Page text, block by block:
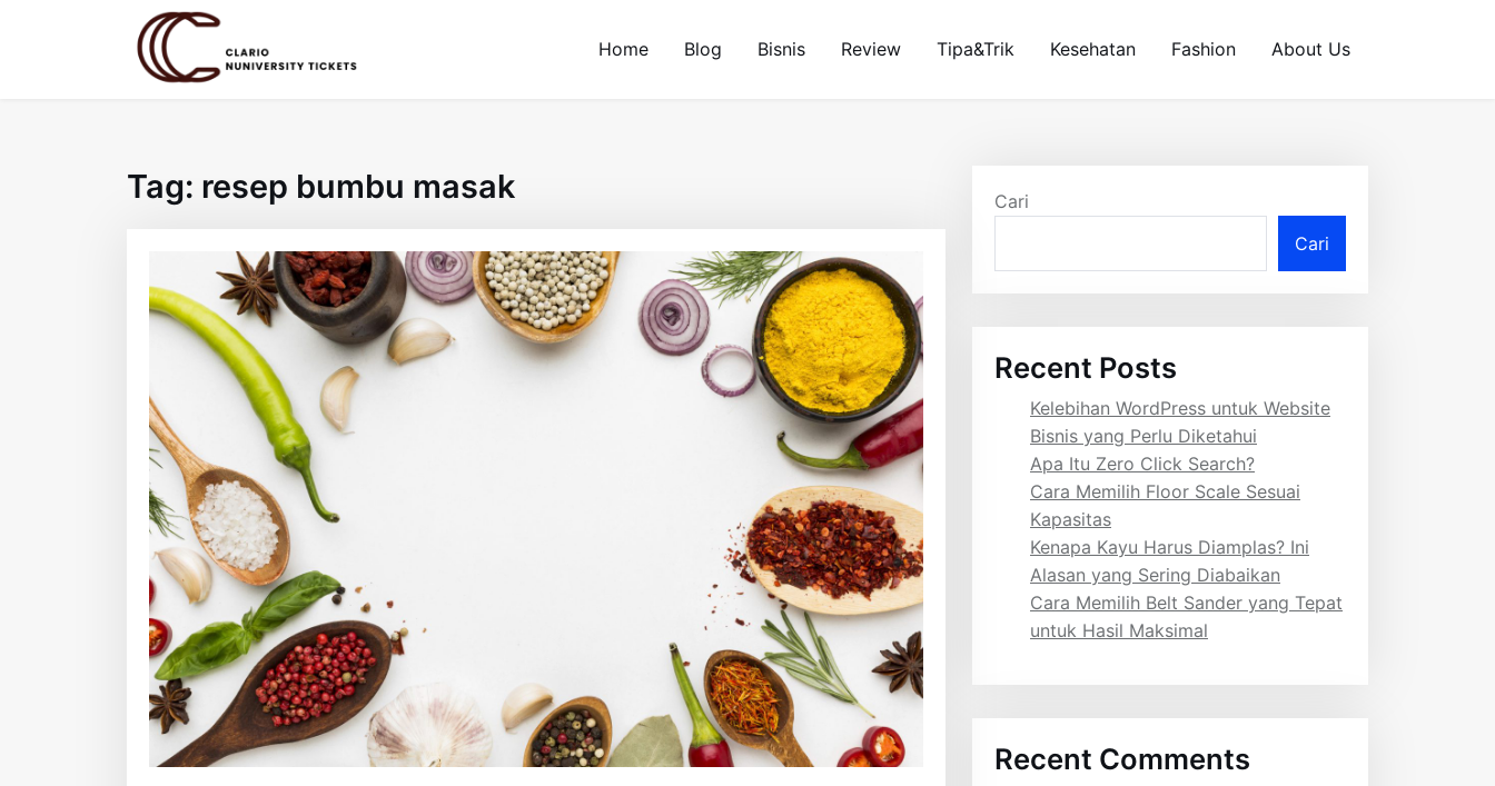
Home Blog Bisnis Review Tipa&Trik Kesehatan Fashion About Us
Tag: resep bumbu masak
Cari
Cari
Recent Posts
Kelebihan WordPress untuk Website
Bisnis yang Perlu Diketahui
Apa Itu Zero Click Search?
Cara Memilih Floor Scale Sesuai
Kapasitas
Kenapa Kayu Harus Diamplas? Ini
Alasan yang Sering Diabaikan
Cara Memilih Belt Sander yang Tepat
untuk Hasil Maksimal
Recent Comments